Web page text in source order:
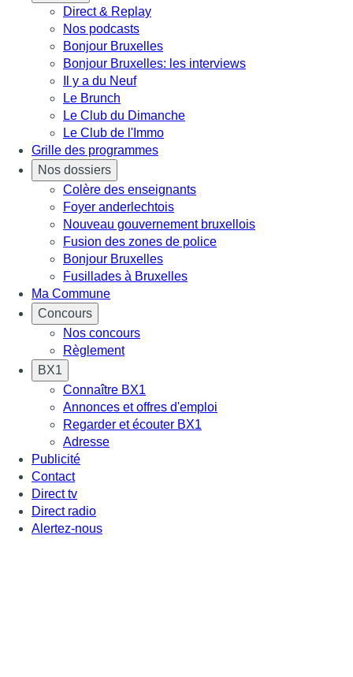
Direct & Replay
Nos podcasts
Bonjour Bruxelles
Bonjour Bruxelles: les interviews
Il y a du Neuf
Le Brunch
Le Club du Dimanche
Le Club de l'Immo
Grille des programmes
Nos dossiers
Colère des enseignants
Foyer anderlechtois
Nouveau gouvernement bruxellois
Fusion des zones de police
Bonjour Bruxelles
Fusillades à Bruxelles
Ma Commune
Concours
Nos concours
Règlement
BX1
Connaître BX1
Annonces et offres d'emploi
Regarder et écouter BX1
Adresse
Publicité
Contact
Direct tv
Direct radio
Alertez-nous